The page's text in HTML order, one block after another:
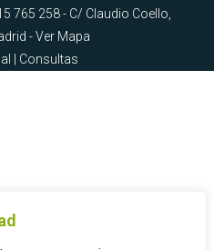
765 258 - C/ Claudio Coello,
-Ver Mapa
| Consultas